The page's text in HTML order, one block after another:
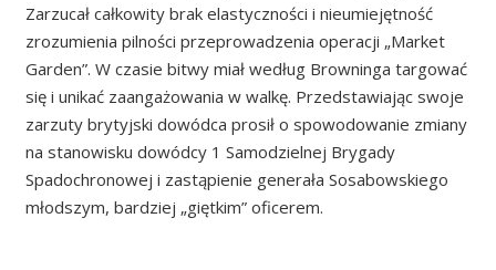
Zarzucał całkowity brak elastyczności i nieumiejętność
zrozumienia pilności przeprowadzenia operacji „Market
Garden”. W czasie bitwy miał według Browninga targować
się i unikać zaangażowania w walkę. Przedstawiając swoje
zarzuty brytyjski dowódca prosił o spowodowanie zmiany
na stanowisku dowódcy 1 Samodzielnej Brygady
Spadochronowej i zastąpienie generała Sosabowskiego
młodszym, bardziej „giętkim” oficerem.